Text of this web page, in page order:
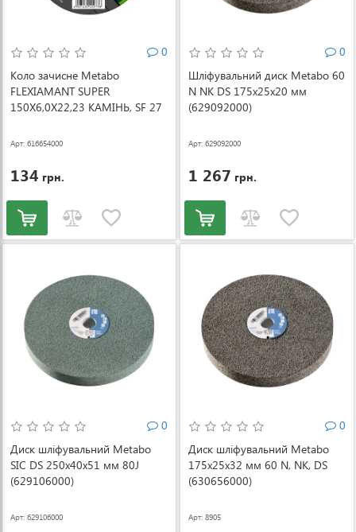
0
Коло зачисне Metabo
FLEXIAMANT SUPER
150X6,0X22,23 КАМІНЬ, SF 27
Арт: 616654000
134 грн.
0
Шліфувальний диск Metabo 60
N NK DS 175x25x20 мм
(629092000)
Арт: 629092000
1 267 грн.
0
Диск шліфувальний Metabo
SIC DS 250x40x51 мм 80J
(629106000)
Арт: 629106000
0
Диск шліфувальний Metabo
175x25x32 мм 60 N, NK, DS
(630656000)
Арт: 8905